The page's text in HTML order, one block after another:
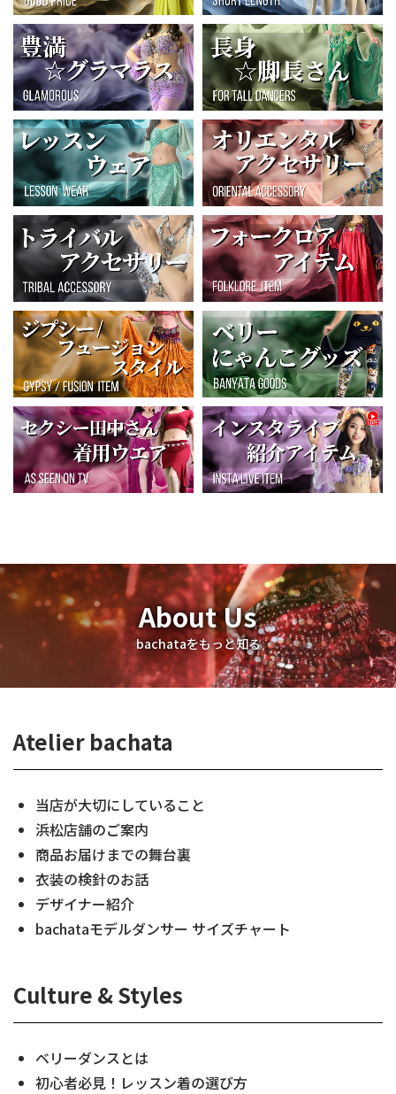
About Us
bachataをもっと知る
Atelier bachata
当店が大切にしていること
浜松店舗のご案内
商品お届けまでの舞台裏
衣装の検針のお話
デザイナー紹介
bachataモデルダンサー サイズチャート
Culture & Styles
ベリーダンスとは
初心者必見！レッスン着の選び方